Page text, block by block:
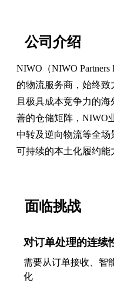
公司介绍
NIWO（NIWO
的物流服务商，始终
且极具成本竞争力的
善的仓储矩阵，NIWO
中转及逆向物流等全场
可持续的本土化履约能
面临挑战
对订单处理的连续
需要从订单接收、智
化